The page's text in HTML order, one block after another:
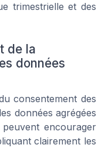
trimestrielle et des
de la
données
consentement des
données agrégées
encourager
clairement les